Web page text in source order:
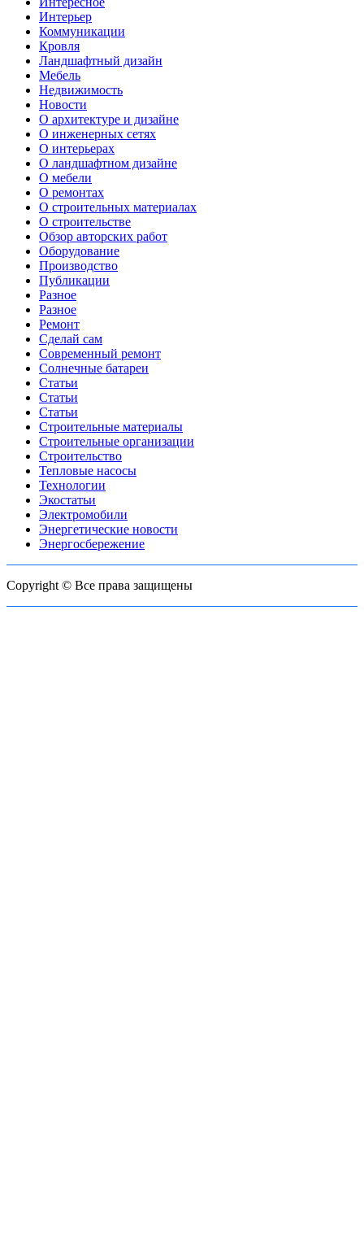
Интерьер
Коммуникации
Кровля
Ландшафтный дизайн
Мебель
Недвижимость
Новости
О архитектуре и дизайне
О инженерных сетях
О интерьерах
О ландшафтном дизайне
О мебели
О ремонтах
О строительных материалах
О строительстве
Обзор авторских работ
Оборудование
Производство
Публикации
Разное
Разное
Ремонт
Сделай сам
Современный ремонт
Солнечные батареи
Статьи
Статьи
Статьи
Строительные материалы
Строительные организации
Строительство
Тепловые насосы
Технологии
Экостатьи
Электромобили
Энергетические новости
Энергосбережение
Copyright © Все права защищены